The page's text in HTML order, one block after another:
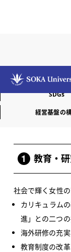
教育
SDGs
経営基盤の
短
2021年度
1 教育・
社会で輝く女性
カリキュラム
進」との二つ
海外研修の充
教育制度の改革